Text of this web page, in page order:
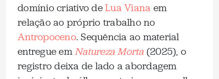
domínio criativo deLua Viana em
relação ao próprio trabalho no
Antropoceno. Sequência ao material
entregue emNatureza Morta (2025), o
registro deixa de lado a abordagem